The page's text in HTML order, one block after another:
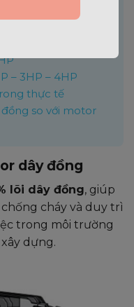
dây đồng
– 3HP – 4HP
thực tế
so với motor
dây đồng
lõi dây đồng, giúp
cháy và duy trì
trong môi trường
dựng.